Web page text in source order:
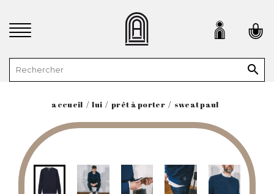

accueil lui prêt à porter sweat paul